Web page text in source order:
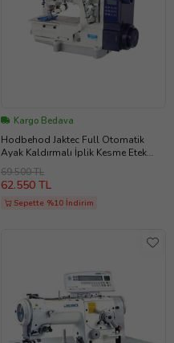
Kargo Bedava
Hodbehod Jaktec Full Otomatik
Ayak Kaldırmalı İplik Kesme Etek
Reçme Dikiş Makinesi
69.500 TL
62.550 TL
Sepette %10 İndirim